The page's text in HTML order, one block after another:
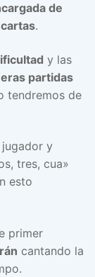
de
cartas.
y las
partidas
tendremos de
y
tres, cua»
esto
primer
cantando la